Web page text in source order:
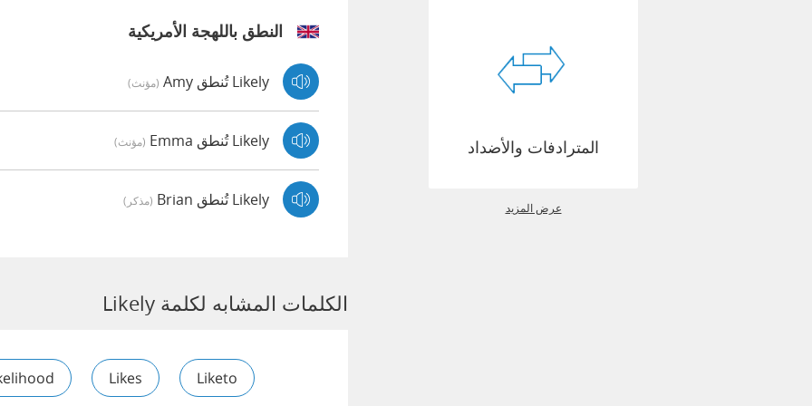
النطق باللهجة الأمريكية
Likely تُنطق Amy (مؤنث)
Likely تُنطق Emma (مؤنث)
Likely تُنطق Brian (مذكر)
الكلمات المشابه لكلمة Likely
Likes Liketo
المترادفات والأضداد
عرض المزيد